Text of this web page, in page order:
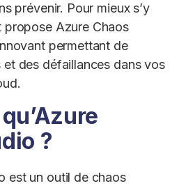
prévenir. Pour mieux s’y
Azure Chaos
permettant de
et des défaillances dans vos
?
est un outil de chaos